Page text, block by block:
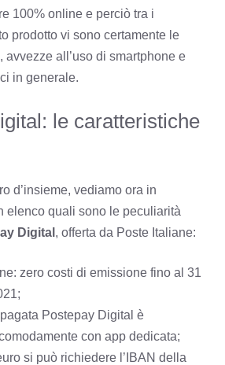
100% online e perciò tra i
prodotto vi sono certamente le
avvezze all’uso di smartphone e
in generale.
le caratteristiche
d’insieme, vediamo ora in
elenco quali sono le peculiarità
Digital , offerta da Poste Italiane:
zero costi di emissione fino al 31
Postepay Digital è
con app dedicata;
si può richiedere l’IBAN della